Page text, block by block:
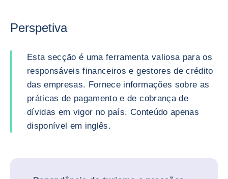
Perspetiva
Esta secção é uma ferramenta valiosa para os
responsáveis financeiros e gestores de crédito
das empresas. Fornece informações sobre as
práticas de pagamento e de cobrança de
dívidas em vigor no país. Conteúdo apenas
disponível em inglês.